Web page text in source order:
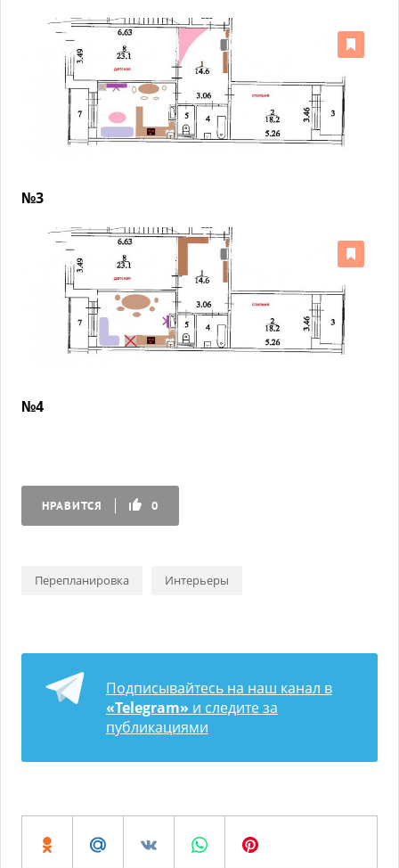
№3
№4
НРАВИТСЯ 0
Перепланировка Интерьеры
Подписывайтесь на наш канал в
«Telegram» и следите за
публикациями